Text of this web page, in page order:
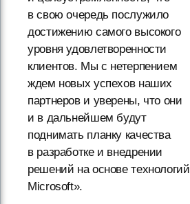
в свою очередь послужило
достижению самого высокого
уровня удовлетворенности
клиентов. Мы с нетерпением
ждем новых успехов наших
партнеров и уверены, что они
и в дальнейшем будут
поднимать планку качества
в разработке и внедрении
решений на основе технологий
Microsoft».